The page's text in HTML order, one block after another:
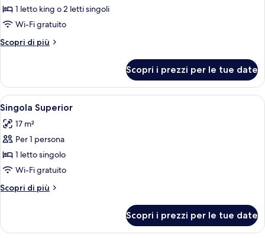
Camera
Deluxe
1 letto king o 2 letti singoli
Wi-Fi gratuito
Scopri di più
Altri
Deluxe
(Comfort)
Scopri i prezzi per le tue date
Apri
tutte
le
foto
per
Singola
Superior
Camera d'albergo con un letto
4
Singola Superior
17 m²
Per 1 persona
1 letto singolo
Wi-Fi gratuito
Scopri di più
Altri
Superior
Scopri i prezzi per le tue date